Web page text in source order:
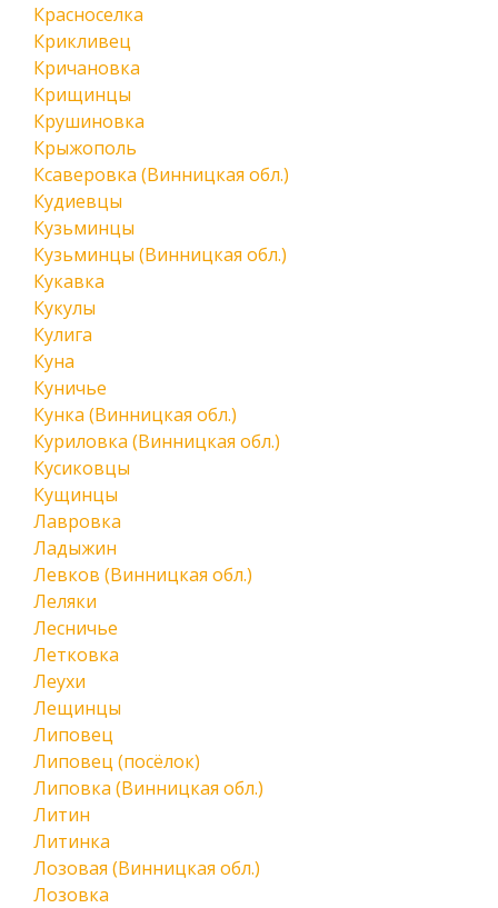
Красноселка
Крикливец
Кричановка
Крищинцы
Крушиновка
Крыжополь
Ксаверовка (Винницкая обл.)
Кудиевцы
Кузьминцы
Кузьминцы (Винницкая обл.)
Кукавка
Кукулы
Кулига
Куна
Куничье
Кунка (Винницкая обл.)
Куриловка (Винницкая обл.)
Кусиковцы
Кущинцы
Лавровка
Ладыжин
Левков (Винницкая обл.)
Леляки
Лесничье
Летковка
Леухи
Лещинцы
Липовец
Липовец (посёлок)
Липовка (Винницкая обл.)
Литин
Литинка
Лозовая (Винницкая обл.)
Лозовка